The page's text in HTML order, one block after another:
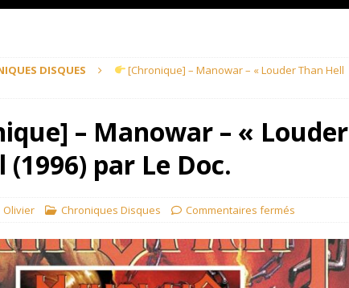
DISQUES
[Chronique] – Manowar – « Louder Than Hell
– Manowar – « Louder
(1996) par Le Doc.
Olivier Chroniques Disques Commentaires fermés